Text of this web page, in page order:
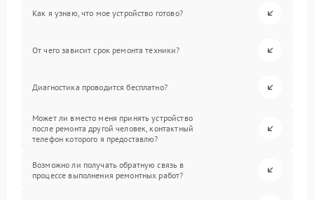
Как я узнаю, что мое устройство готово?
От чего зависит срок ремонта техники?
Диагностика проводится бесплатно?
Может ли вместо меня принять устройство
после ремонта другой человек, контактный
телефон которого я предоставлю?
Возможно ли получать обратную связь в
процессе выполнения ремонтных работ?